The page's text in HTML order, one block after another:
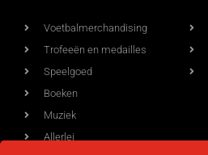
Voetbalmerchandising
Trofeeën en medailles
Speelgoed
Boeken
Muziek
Allerlei